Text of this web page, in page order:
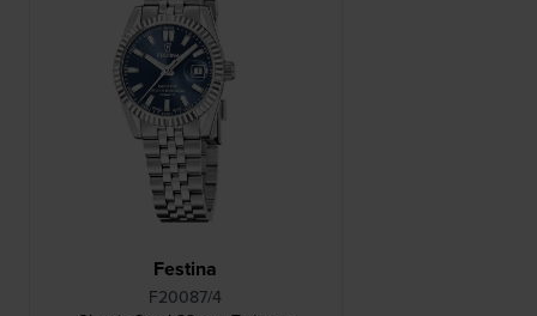
Festina
F20087/4